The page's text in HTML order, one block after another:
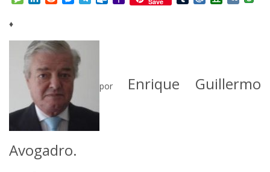
♦
por Enrique Guillermo
Avogadro.